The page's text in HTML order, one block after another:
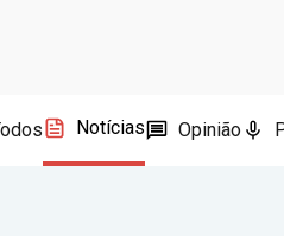
Notícias Opinião